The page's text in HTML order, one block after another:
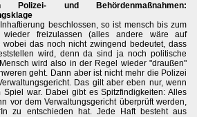
Polizei- und Behördenmaßnahmen:
beschlossen, so ist mensch bis zum
wieder freizulassen (alles andere wäre auf
das noch nicht zwingend bedeutet, dass
wird, denn da sind ja noch politische
wird also in der Regel wieder "draußen"
geht. Dann aber ist nicht mehr die Polizei
Das gilt aber eben nur, wenn
war. Dabei gibt es Spitzfindigkeiten: Alles
vor dem Verwaltungsgericht überprüft werden,
zu entschieden hat. Jede Haft besteht aus